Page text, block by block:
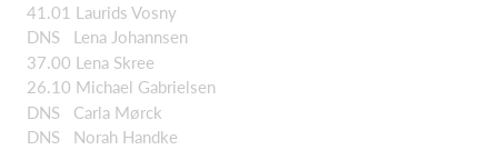
41.01 Laurids Vosny
DNS Lena Johannsen
37.00 Lena Skree
26.10 Michael Gabrielsen
DNS Carla Mørck
DNS Norah Handke